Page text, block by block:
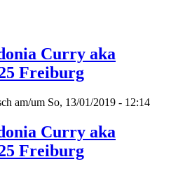
Curry aka
Freiburg
am/um So, 13/01/2019 - 12:14
Curry aka
Freiburg